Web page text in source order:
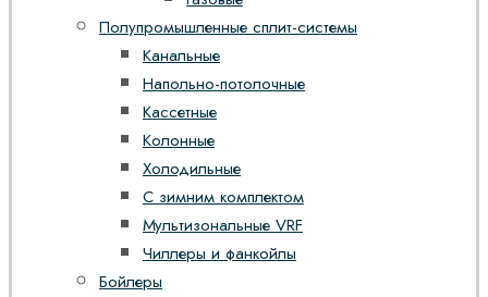
Полупромышленные сплит-системы
Канальные
Напольно-потолочные
Кассетные
Колонные
Холодильные
С зимним комплектом
Мультизональные VRF
Чиллеры и фанкойлы
Бойлеры